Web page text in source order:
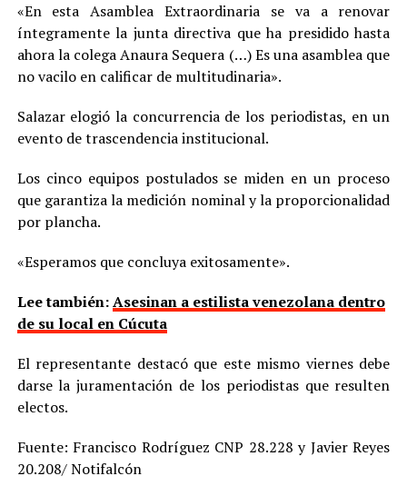
«En esta Asamblea Extraordinaria se va a renovar
íntegramente la junta directiva que ha presidido hasta
ahora la colega Anaura Sequera (…) Es una asamblea que
no vacilo en calificar de multitudinaria».
Salazar elogió la concurrencia de los periodistas, en un
evento de trascendencia institucional.
Los cinco equipos postulados se miden en un proceso
que garantiza la medición nominal y la proporcionalidad
por plancha.
«Esperamos que concluya exitosamente».
Lee también:Asesinan a estilista venezolana dentro
de su local en Cúcuta
El representante destacó que este mismo viernes debe
darse la juramentación de los periodistas que resulten
electos.
Fuente: Francisco Rodríguez CNP 28.228 y Javier Reyes
20.208/ Notifalcón